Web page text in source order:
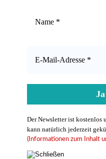
Der Newsletter ist kostenlos
kann natürlich jederzeit
(Informationen zum Inhalt